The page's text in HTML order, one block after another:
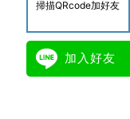
掃描QRcode加好友
加入好友